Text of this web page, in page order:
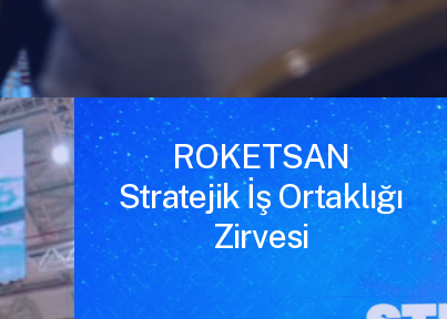
ROKETSAN
Stratejik İş Ortaklığı
Zirvesi